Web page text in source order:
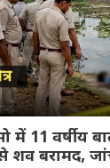
में 11 वर्षीय
शव बरामद,